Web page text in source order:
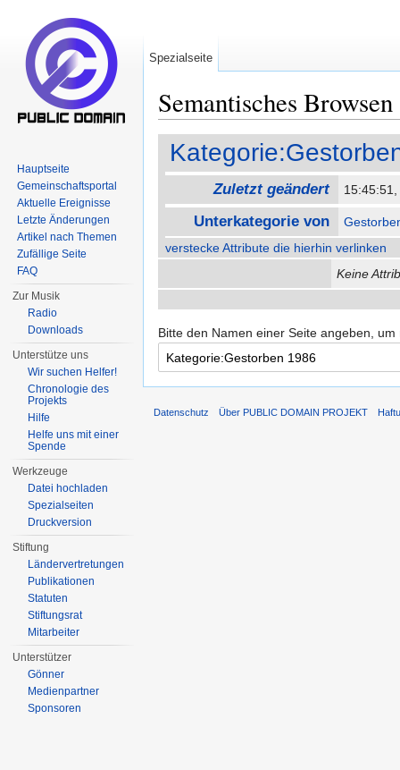
Semantisches Browsen
Zuletzt geändert
Unterkategorie von
verstecke Attribute die hierhin verlinken
Keine
Bitte den Namen einer Seite angeben,
Spezialseite
Hauptseite
Gemeinschaftsportal
Aktuelle Ereignisse
Letzte Änderungen
Artikel nach Themen
Zufällige Seite
FAQ
Zur Musik
Radio
Downloads
Unterstütze uns
Wir suchen Helfer!
Chronologie des
Projekts
Hilfe
Helfe uns mit einer
Spende
Werkzeuge
Datei hochladen
Spezialseiten
Druckversion
Stiftung
Ländervertretungen
Publikationen
Statuten
Stiftungsrat
Mitarbeiter
Unterstützer
Gönner
Medienpartner
Sponsoren
Datenschutz Über PUBLIC DOMAIN PROJEKT